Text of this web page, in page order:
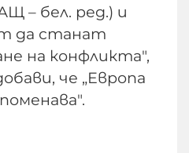
– бел. ред.) и
да станат
на конфликта",
че „Европа